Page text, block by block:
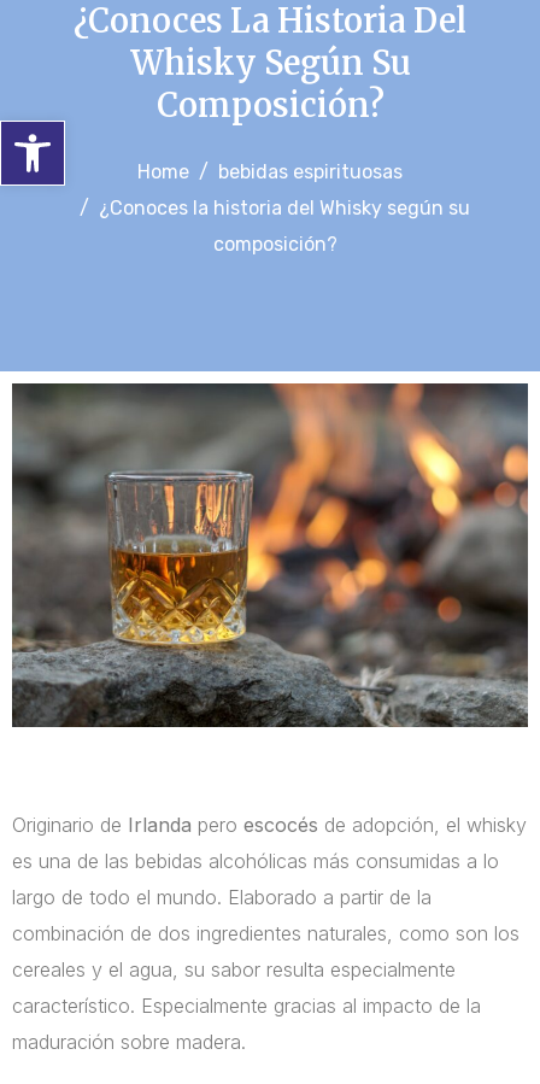
Abrir barra de herramientas
¿Conoces La Historia Del
Whisky Según Su
Composición?
Home
bebidas espirituosas
¿Conoces la historia del Whisky según su
composición?
Originario de Irlanda pero escocés de adopción, el whisky
es una de las bebidas alcohólicas más consumidas a lo
largo de todo el mundo. Elaborado a partir de la
combinación de dos ingredientes naturales, como son los
cereales y el agua, su sabor resulta especialmente
característico. Especialmente gracias al impacto de la
maduración sobre madera.